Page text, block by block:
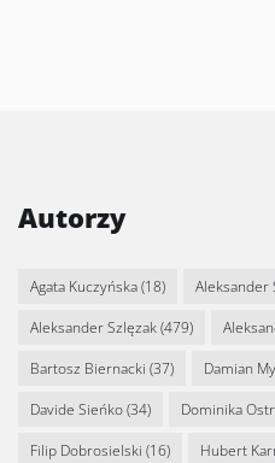
Autorzy
Agata Kuczyńska(18)
Aleksander Szlęzak(479)
Bartosz Biernacki (37) Damian
Davide Sieńko(34) Dominika
Filip Dobrosielski (16) Hubert